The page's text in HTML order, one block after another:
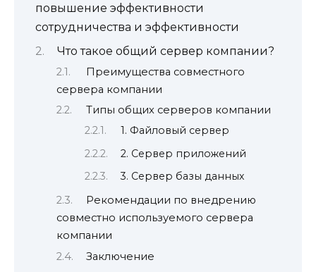
повышение эффективности
сотрудничества и эффективности
Что такое общий сервер компании?
Преимущества совместного
сервера компании
Типы общих серверов компании
1. Файловый сервер
2. Сервер приложений
3. Сервер базы данных
Рекомендации по внедрению
совместно используемого сервера
компании
Заключение